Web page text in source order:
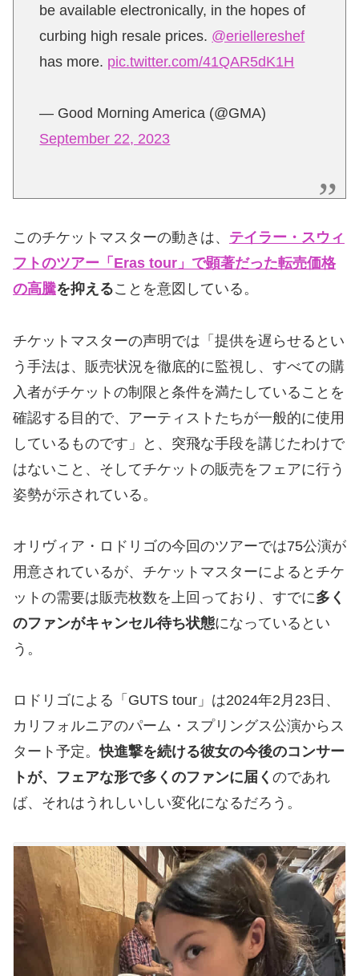
be available electronically, in the hopes of
curbing high resale prices. @eriellereshef
has more. pic.twitter.com/41QAR5dK1H
— Good Morning America (@GMA)
September 22, 2023
このチケットマスターの動きは、 テイラー・スウィ
フトのツアー「Eras tour」で顕著だった転売価格
の高騰を抑えることを意図している。
チケットマスターの声明では「提供を遅らせるとい
う手法は、販売状況を徹底的に監視し、すべての購
入者がチケットの制限と条件を満たしていることを
確認する目的で、アーティストたちが一般的に使用
しているものです」と、突飛な手段を講じたわけで
はないこと、そしてチケットの販売をフェアに行う
姿勢が示されている。
オリヴィア・ロドリゴの今回のツアーでは75公演が
用意されているが、チケットマスターによるとチケ
ットの需要は販売枚数を上回っており、すでに多く
のファンがキャンセル待ち状態になっているとい
う。
ロドリゴによる「GUTS tour」は2024年2月23日、
カリフォルニアのパーム・スプリングス公演からス
タート予定。快進撃を続ける彼女の今後のコンサー
トが、フェアな形で多くのファンに届く のであれ
ば、それはうれしいしい変化になるだろう。